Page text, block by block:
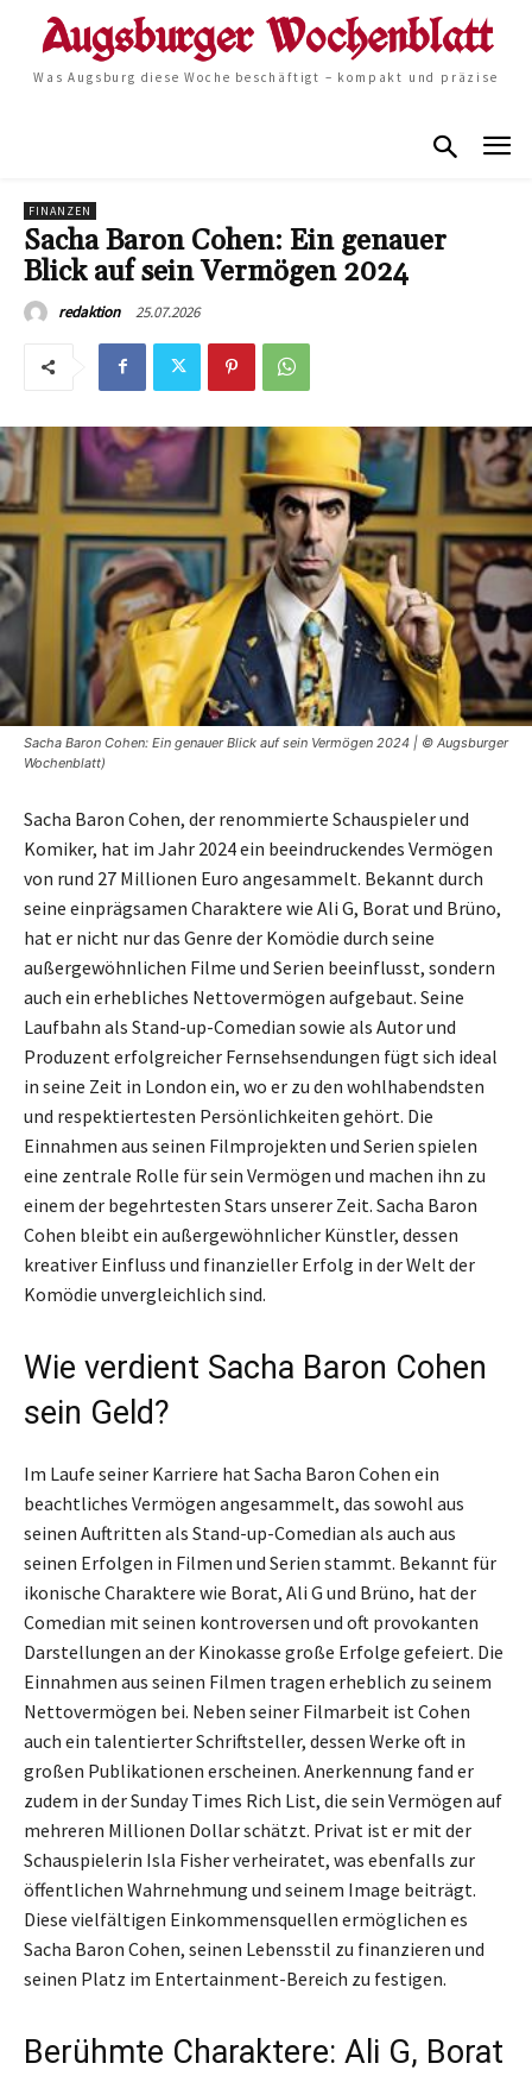
Was Augsburg diese Woche beschäftigt – kompakt und präzise
FINANZEN
Sacha Baron Cohen: Ein genauer
Blick auf sein Vermögen 2024
redaktion 25.07.2026
Sacha Baron Cohen: Ein genauer Blick auf sein Vermögen 2024 | © Augsburger
Wochenblatt)
Sacha Baron Cohen, der renommierte Schauspieler und
Komiker, hat im Jahr 2024 ein beeindruckendes Vermögen
von rund 27 Millionen Euro angesammelt. Bekannt durch
seine einprägsamen Charaktere wie Ali G, Borat und Brüno,
hat er nicht nur das Genre der Komödie durch seine
außergewöhnlichen Filme und Serien beeinflusst, sondern
auch ein erhebliches Nettovermögen aufgebaut. Seine
Laufbahn als Stand-up-Comedian sowie als Autor und
Produzent erfolgreicher Fernsehsendungen fügt sich ideal
in seine Zeit in London ein, wo er zu den wohlhabendsten
und respektiertesten Persönlichkeiten gehört. Die
Einnahmen aus seinen Filmprojekten und Serien spielen
eine zentrale Rolle für sein Vermögen und machen ihn zu
einem der begehrtesten Stars unserer Zeit. Sacha Baron
Cohen bleibt ein außergewöhnlicher Künstler, dessen
kreativer Einfluss und finanzieller Erfolg in der Welt der
Komödie unvergleichlich sind.
Wie verdient Sacha Baron Cohen
sein Geld?
Im Laufe seiner Karriere hat Sacha Baron Cohen ein
beachtliches Vermögen angesammelt, das sowohl aus
seinen Auftritten als Stand-up-Comedian als auch aus
seinen Erfolgen in Filmen und Serien stammt. Bekannt für
ikonische Charaktere wie Borat, Ali G und Brüno, hat der
Comedian mit seinen kontroversen und oft provokanten
Darstellungen an der Kinokasse große Erfolge gefeiert. Die
Einnahmen aus seinen Filmen tragen erheblich zu seinem
Nettovermögen bei. Neben seiner Filmarbeit ist Cohen
auch ein talentierter Schriftsteller, dessen Werke oft in
großen Publikationen erscheinen. Anerkennung fand er
zudem in der Sunday Times Rich List, die sein Vermögen auf
mehreren Millionen Dollar schätzt. Privat ist er mit der
Schauspielerin Isla Fisher verheiratet, was ebenfalls zur
öffentlichen Wahrnehmung und seinem Image beiträgt.
Diese vielfältigen Einkommensquellen ermöglichen es
Sacha Baron Cohen, seinen Lebensstil zu finanzieren und
seinen Platz im Entertainment-Bereich zu festigen.
Berühmte Charaktere: Ali G, Borat